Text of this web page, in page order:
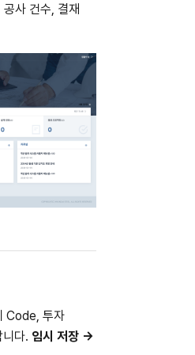
사 건수, 결재
Code, 투자
다. 임시 저장 →